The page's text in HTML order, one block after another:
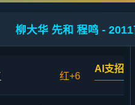
柳大华 先和 程鸣 -
红+6
AI支招